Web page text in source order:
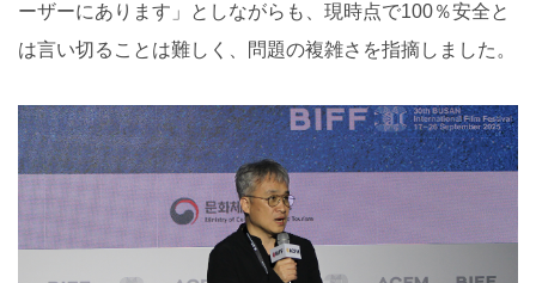
ーザーにあります」としながらも、現時点で100％安全と
は言い切ることは難しく、問題の複雑さを指摘しました。